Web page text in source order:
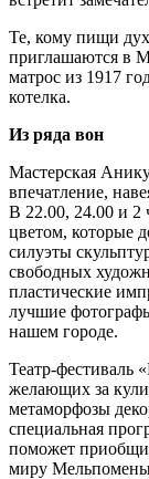
Те, кому пищи
приглашаются в
матрос из 1917
котелка.
Из ряда вон
Мастерская
впечатление,
В 22.00, 24.00 и 2
цветом, которые
силуэты
свободных
пластические
лучшие
нашем городе.
Театр-фестиваль
желающих за
метаморфозы
специальная
поможет
миру